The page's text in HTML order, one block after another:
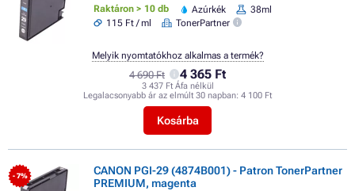
Raktáron > 10 db Azúrkék
38ml
115 Ft / ml
TonerPartner
4 690 Ft 4 365 Ft
3 437 Ft Áfa nélkül
Legalacsonyabb ár az elmúlt 30 napban: 4 100 Ft
Kosárba
Melyik nyomtatókhoz alkalmas a termék?
- 7%
CANON PGI-29 (4874B001) - Patron TonerPartner
PREMIUM, magenta